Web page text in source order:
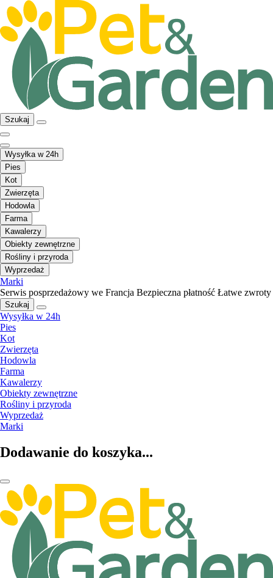
Szukaj
Wysyłka w 24h
Pies
Kot
Zwierzęta
Hodowla
Farma
Kawalerzy
Obiekty zewnętrzne
Rośliny i przyroda
Wyprzedaż
Marki
Serwis posprzedażowy we Francja Bezpieczna płatność Łatwe zwroty
Szukaj
Wysyłka w 24h
Pies
Kot
Zwierzęta
Hodowla
Farma
Kawalerzy
Obiekty zewnętrzne
Rośliny i przyroda
Wyprzedaż
Marki
Dodawanie do koszyka...